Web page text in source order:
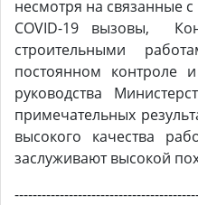
несмотря на связанные
COVID-19 вызовы,
строительными
постоянном контроле
руководства
примечательных
высокого качества
заслуживают высокой